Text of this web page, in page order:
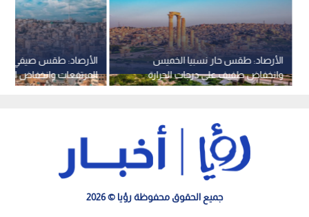
الأرصاد: طقس صيفي
المرتفعات وانخفاض
الأسبوع
الأرصاد: طقس حار نسبيا الخميس
وانخفاض طفيف على درجات الحرارة
الجمعة والسبت
جميع الحقوق محفوظة رؤيا © 2026